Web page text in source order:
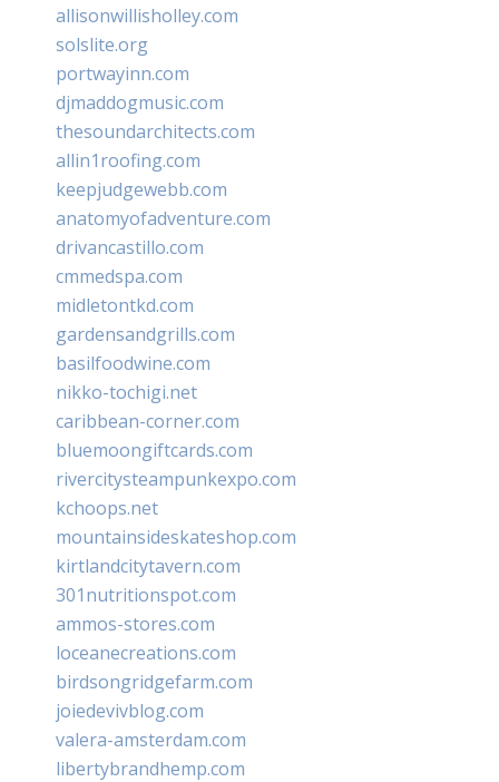
allisonwillisholley.com
solslite.org
portwayinn.com
djmaddogmusic.com
thesoundarchitects.com
allin1roofing.com
keepjudgewebb.com
anatomyofadventure.com
drivancastillo.com
cmmedspa.com
midletontkd.com
gardensandgrills.com
basilfoodwine.com
nikko-tochigi.net
caribbean-corner.com
bluemoongiftcards.com
rivercitysteampunkexpo.com
kchoops.net
mountainsideskateshop.com
kirtlandcitytavern.com
301nutritionspot.com
ammos-stores.com
loceanecreations.com
birdsongridgefarm.com
joiedevivblog.com
valera-amsterdam.com
libertybrandhemp.com